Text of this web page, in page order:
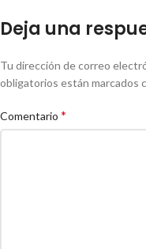
Deja una
Tu dirección de correo
obligatorios están marcados
Comentario *